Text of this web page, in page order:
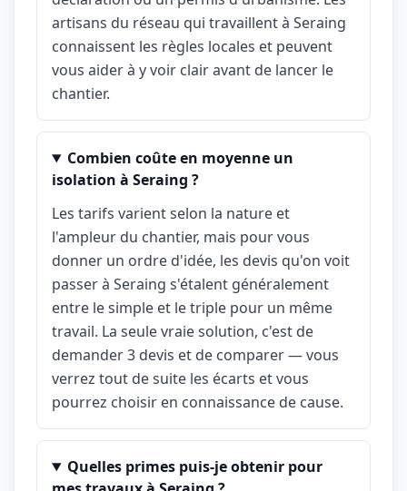
artisans du réseau qui travaillent à Seraing
connaissent les règles locales et peuvent
vous aider à y voir clair avant de lancer le
chantier.
Combien coûte en moyenne un
isolation à Seraing ?
Les tarifs varient selon la nature et
l'ampleur du chantier, mais pour vous
donner un ordre d'idée, les devis qu'on voit
passer à Seraing s'étalent généralement
entre le simple et le triple pour un même
travail. La seule vraie solution, c'est de
demander 3 devis et de comparer — vous
verrez tout de suite les écarts et vous
pourrez choisir en connaissance de cause.
Quelles primes puis-je obtenir pour